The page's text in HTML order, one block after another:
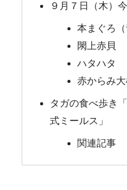
９月７日（木）
本まぐろ（
閖上赤貝
ハタハタ
赤からみ大
タガの食べ歩き
式ミールス」
関連記事